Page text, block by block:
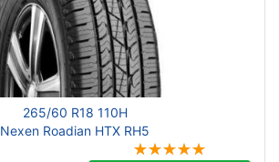
265/60 R18 110H
Nexen Roadian HTX RH5